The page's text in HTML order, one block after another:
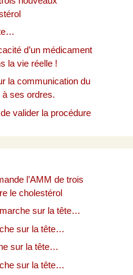
d’un médicament
la vie réelle !
la communication du
ses ordres.
valider la procédure
l’AMM de trois
le cholestérol
sur la tête…
sur la tête…
sur la tête…
sur la tête…